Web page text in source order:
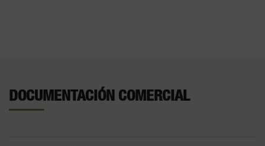
DOCUMENTACIÓN COMERCIAL